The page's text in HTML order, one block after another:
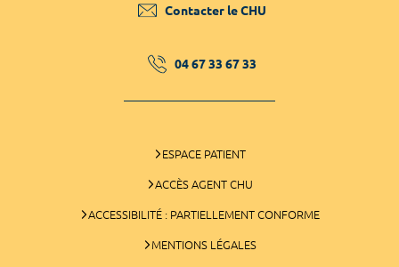
Contacter le CHU
04 67 33 67 33
ESPACE PATIENT
ACCÈS AGENT CHU
ACCESSIBILITÉ : PARTIELLEMENT CONFORME
MENTIONS LÉGALES